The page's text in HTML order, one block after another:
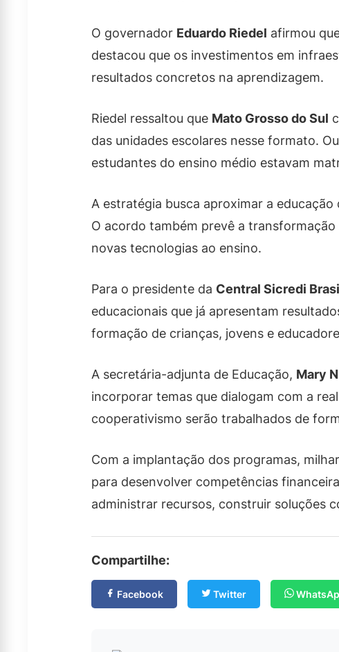
O governador Eduardo Riedel afirmou
destacou que os investimentos em
resultados concretos na aprendizagem.
Riedel ressaltou que Mato Grosso do Sul
das unidades escolares nesse formato.
estudantes do ensino médio estavam
A estratégia busca aproximar a
O acordo também prevê a
novas tecnologias ao ensino.
Para o presidente da Central Sicredi
educacionais que já apresentam
formação de crianças, jovens e
A secretária-adjunta de Educação, Mary
incorporar temas que dialogam com a
cooperativismo serão trabalhados de
Com a implantação dos programas,
para desenvolver competências
administrar recursos, construir soluções
Compartilhe:
Facebook Twitter